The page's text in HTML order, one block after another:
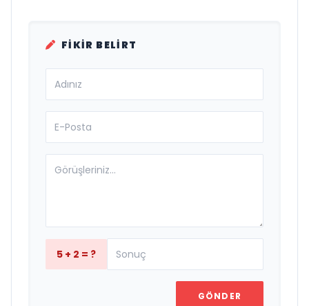
FIKIR BELIRT
5 + 2 = ?
GÖNDER